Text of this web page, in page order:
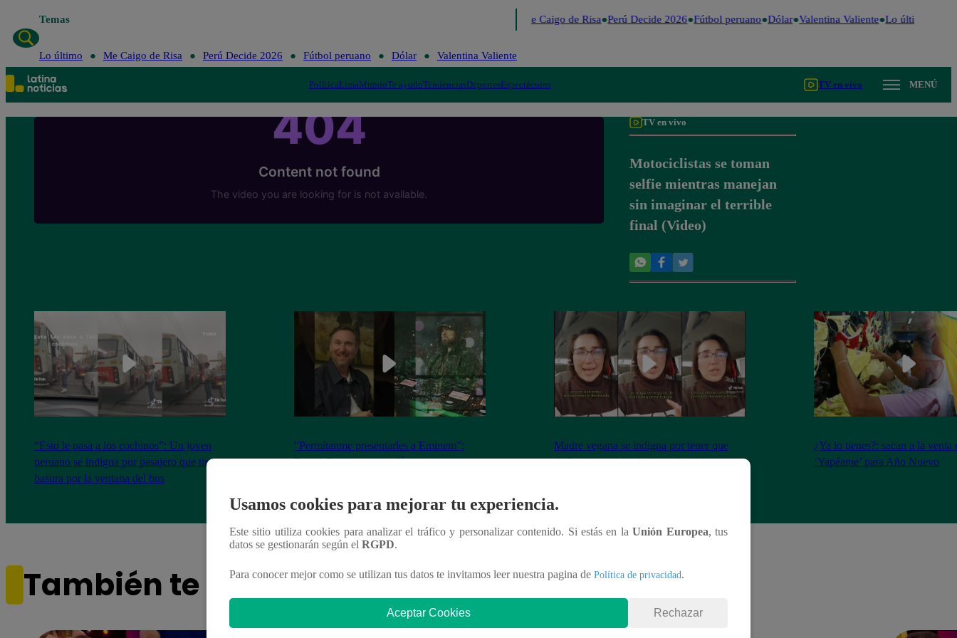
Temas Me Caigo de Risa Perú Decide 2026 Fútbol peruano Dólar Valentina Valiente Lo último
Lo último Me Caigo de Risa Perú Decide 2026 Fútbol peruano Dólar Valentina Valiente
PolíticaLimaMundoTe ayudoTendenciasDeportesEspectáculos TV en vivo MENÚ
TV en vivo
Motociclistas se toman
selfie mientras manejan
sin imaginar el terrible
final (Video)
“Esto le pasa a los cochinos”: Un joven
peruano se indigna por pasajero que tira su
basura por la ventana del bus
“Permítanme presentarles a Eminem”:
David Guetta causa polémica con
Madre vegana se indigna por tener que
disfrazar a su hija de pescador: “Atenta
¿Ya lo tienes?: sacan a la venta
‘Yapéame’ para Año Nuevo
También te puede interesar
Usamos cookies para mejorar tu experiencia.
Este sitio utiliza cookies para analizar el tráfico y personalizar contenido. Si estás en laUnión Europea, tus
datos se gestionarán según el RGPD.
Para conocer mejor como se utilizan tus datos te invitamos leer nuestra pagina de Política de privacidad.
Aceptar Cookies Rechazar